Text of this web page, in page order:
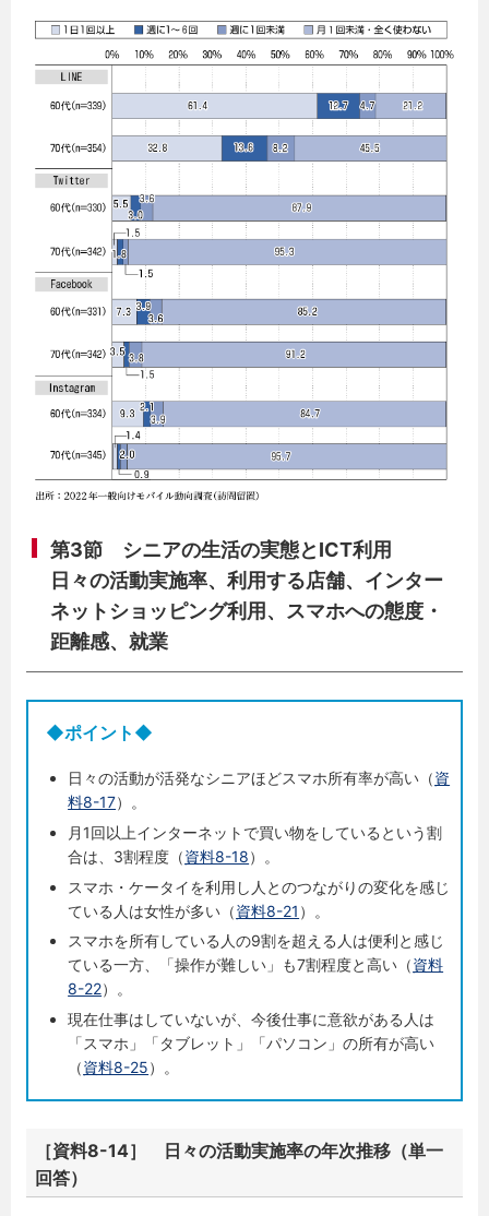
第3節 シニアの生活の実態とICT利用
日々の活動実施率、利用する店舗、インター
ネットショッピング利用、スマホへの態度・
距離感、就業
◆ポイント◆
日々の活動が活発なシニアほどスマホ所有率が高い（資
料8-17）。
月1回以上インターネットで買い物をしているという割
合は、3割程度（資料8-18）。
スマホ・ケータイを利用し人とのつながりの変化を感じ
ている人は女性が多い（資料8-21 ）。
スマホを所有している人の9割を超える人は便利と感じ
ている一方、「操作が難しい」も7割程度と高い（資料
8-22）。
現在仕事はしていないが、今後仕事に意欲がある人は
「スマホ」「タブレット」「パソコン」の所有が高い
（資料8-25）。
［資料8-14］ 日々の活動実施率の年次推移（単一
回答）